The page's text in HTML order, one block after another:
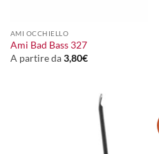
AMI OCCHIELLO
Ami Bad Bass 327
A partire da3,80€